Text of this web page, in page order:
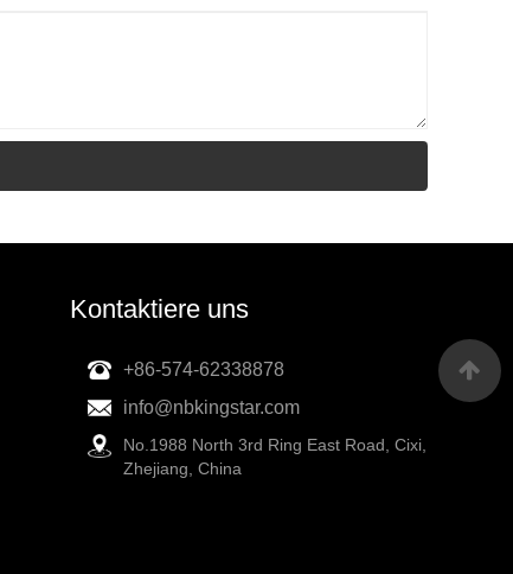
Kontaktiere uns
+86-574-62338878
info@nbkingstar.com
No.1988 North 3rd Ring East Road, Cixi,
Zhejiang, China